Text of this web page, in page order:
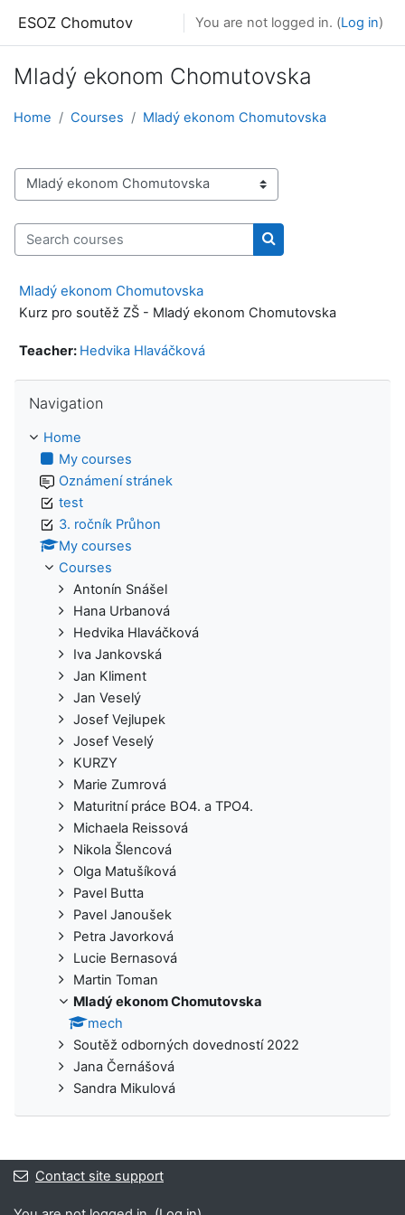
ESOZ Chomutov You are not logged in. (Log in)
Mladý ekonom Chomutovska
Home Courses Mladý ekonom Chomutovska
Course categories
Search courses
Search courses
Mladý ekonom Chomutovska
Kurz pro soutěž ZŠ - Mladý ekonom Chomutovska
Teacher: Hedvika Hlaváčková
Navigation
Home
My courses
Oznámení stránek
test
3. ročník Průhon
My courses
Courses
Antonín Snášel
Hana Urbanová
Hedvika Hlaváčková
Iva Jankovská
Jan Kliment
Jan Veselý
Josef Vejlupek
Josef Veselý
KURZY
Marie Zumrová
Maturitní práce BO4. a TPO4.
Michaela Reissová
Nikola Šlencová
Olga Matušíková
Pavel Butta
Pavel Janoušek
Petra Javorková
Lucie Bernasová
Martin Toman
Mladý ekonom Chomutovska
mech
Soutěž odborných dovedností 2022
Jana Černášová
Sandra Mikulová
Contact site support